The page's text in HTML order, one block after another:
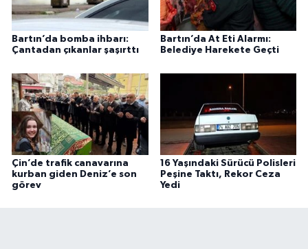
Bartın’da bomba ihbarı:
Çantadan çıkanlar şaşırttı
Bartın’da At Eti Alarmı:
Belediye Harekete Geçti
Çin’de trafik canavarına
kurban giden Deniz’e son
görev
16 Yaşındaki Sürücü Polisleri
Peşine Taktı, Rekor Ceza
Yedi